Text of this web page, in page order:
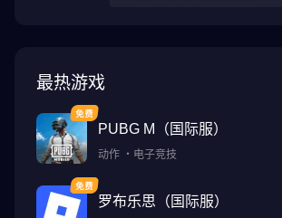
最热游戏
PUBG M（国际服）
动作 ・ 电子竞技
罗布乐思（国际服）